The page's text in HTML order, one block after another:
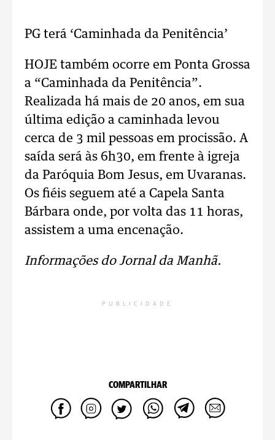
PG terá ‘Caminhada da Penitência’
HOJE também ocorre em Ponta Grossa
a “Caminhada da Penitência”.
Realizada há mais de 20 anos, em sua
última edição a caminhada levou
cerca de 3 mil pessoas em procissão. A
saída será às 6h30, em frente à igreja
da Paróquia Bom Jesus, em Uvaranas.
Os fiéis seguem até a Capela Santa
Bárbara onde, por volta das 11 horas,
assistem a uma encenação.
Informações do Jornal da Manhã.
PUBLICIDADE
COMPARTILHAR